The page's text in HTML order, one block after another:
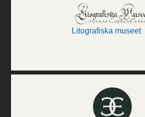
Litografiska museet